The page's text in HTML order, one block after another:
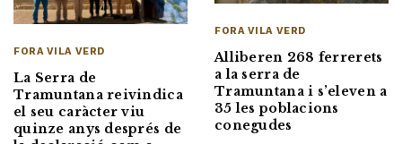
FORA VILA VERD
La Serra de
Tramuntana reivindica
el seu caràcter viu
quinze anys després de
FORA VILA VERD
Alliberen 268 ferrerets
a la serra de
Tramuntana i s’eleven a
35 les poblacions
conegudes